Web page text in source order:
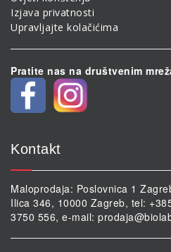
Izjava privatnosti
Upravljajte kolačićima
Pratite nas na društvenim
Kontakt
Maloprodaja: Poslovnica 1
Ilica 346, 10000 Zagreb, tel:
3750 556, e-mail: